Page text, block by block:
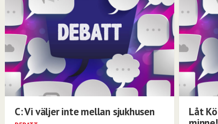
C: Vi väljer inte mellan sjukhusen
Låt